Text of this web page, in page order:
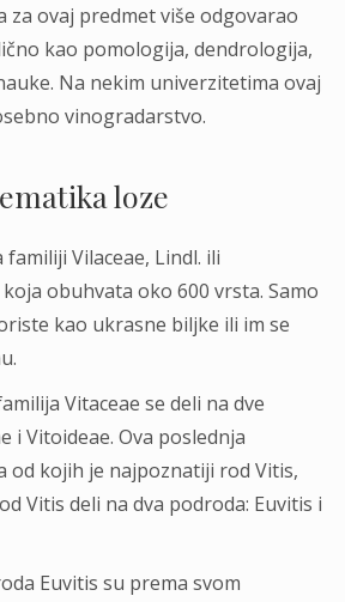
za ovaj predmet više odgovarao
kao pomologija, dendrologija,
Na nekim univerzitetima ovaj
vinogradarstvo.
loze
Vilaceae, Lindl. ili
obuhvata oko 600 vrsta. Samo
kao ukrasne biljke ili im se
Vitaceae se deli na dve
i Vitoideae. Ova poslednja
od kojih je najpoznatiji rod Vitis,
Vitis deli na dva podroda: Euvitis i
Euvitis su prema svom